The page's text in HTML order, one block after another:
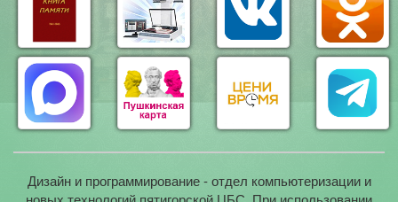
Дизайн и программирование - отдел компьютеризации и